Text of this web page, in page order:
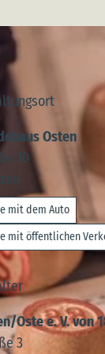
Osten
10
mit dem Auto
mit öffentlichen
Oste e. V. von
3